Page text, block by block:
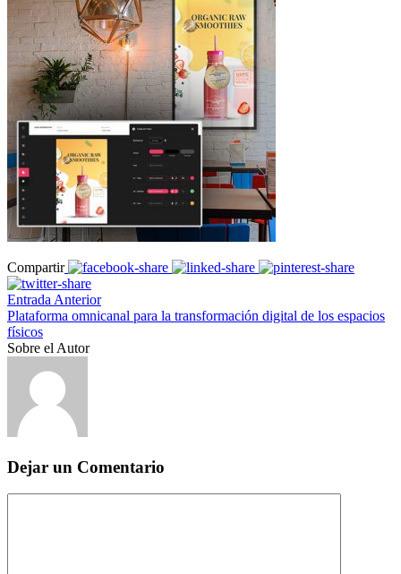
Compartir
Entrada Anterior
Plataforma omnicanal para la transformación digital de los espacios
físicos
Sobre el Autor
Dejar un Comentario